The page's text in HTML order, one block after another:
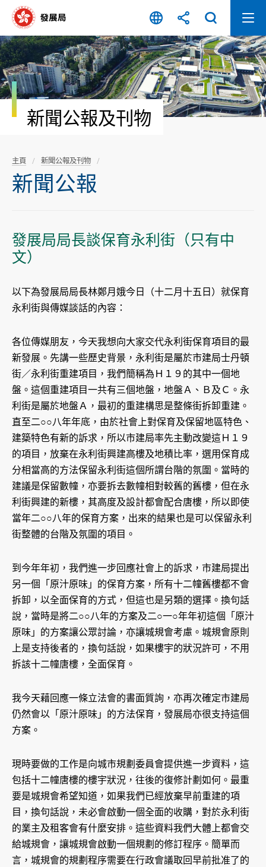
容
開
始
新聞公報及刊物
主頁 新聞公報及刊物
新聞公報
發展局局長談保育永利街（只有中
文）
以下為發展局局長林鄭月娥今日（十二月十五日）就保育
永利街與傳媒談話的內容：
各位傳媒朋友，今天我想向大家交代永利街保育項目的最
新發展。先講一些歷史背景，永利街是屬於市建局士丹頓
街／永利街重建項目，我們簡稱為Ｈ１９的其中一個地
盤。這個重建項目一共有三個地盤，地盤Ａ、Ｂ及Ｃ。永
利街是屬於地盤Ａ，最初的重建構思是整條街拆卸重建。
直至二○○八年年底，由於社會上對保育及保留地區特色、
建築特色有新的訴求，所以市建局率先主動改變這Ｈ１９
的項目，放棄在永利街興建高樓及地積比率，選用保育成
分相當高的方法保留永利街這個所謂台階的氛圍。當時的
建議是保留數幢，亦要拆去數幢相對較舊的舊樓，但在永
利街興建的新樓，其高度及設計都會配合唐樓，所以即使
當年二○○八年的保育方案，出來的結果也是可以保留永利
街整體的台階及氛圍的項目。
到今年年初，我們進一步回應社會上的訴求，市建局提出
另一個「原汁原味」的保育方案，所有十二幢舊樓都不會
拆卸，以全面保育的方式，但這也是另類的選擇。換句話
說，當時是將二○○八年的方案及二○一○年年初這個「原汁
原味」的方案讓公眾討論，亦讓城規會考慮。城規會原則
上是支持後者的，換句話說，如果樓宇的狀況許可，不用
拆該十二幢唐樓，全面保育。
我今天藉回應一條立法會的書面質詢，亦再次確定市建局
仍然會以「原汁原味」的方法保育，發展局亦很支持這個
方案。
現時要做的工作是向城市規劃委員會提供進一步資料，這
包括十二幢唐樓的樓宇狀況，往後的復修計劃如何。最重
要是城規會希望知道，如果我們已經放棄早前重建的項
目，換句話說，未必會啟動一個全面的收購，對於永利街
的業主及租客會有什麼安排。這些資料我們大體上都會交
給城規會，讓城規會啟動一個規劃的修訂程序。簡單而
言，城規會的規劃程序需要在行政會議取回早前批准了的